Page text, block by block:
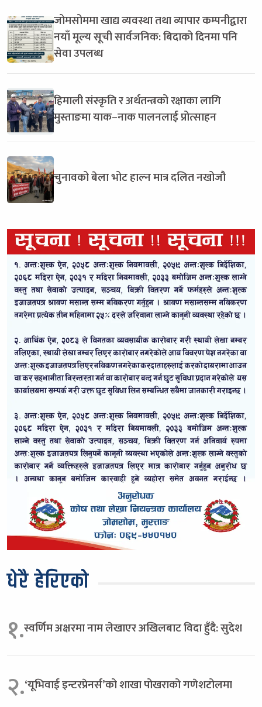
जोमसोममा खाद्य व्यवस्था तथा व्यापार कम्पनीद्वारा
नयाँ मूल्य सूची सार्वजनिक: बिदाको दिनमा पनि
सेवा उपलब्ध
हिमाली संस्कृति र अर्थतन्त्रको रक्षाका लागि
मुस्ताङमा याक–नाक पालनलाई प्रोत्साहन
चुनावको बेला भोट हाल्न मात्र दलित नखोजौ
धेरै हेरिएको
१.स्वर्णिम अक्षरमा नाम लेखाएर अखिलबाट विदा हुँदै: सुदेश
२.‘यूभिवाई इन्टरप्रेनर्स’को शाखा पोखराको गणेशटोलमा